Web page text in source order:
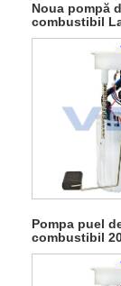
Noua pompă
combustibil
2023
Pompa puel
combustibil